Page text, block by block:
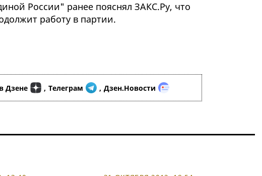
России" ранее пояснял ЗАКС.Ру, что
работу в партии.
в Дзене , Телеграм , Дзен.Новости